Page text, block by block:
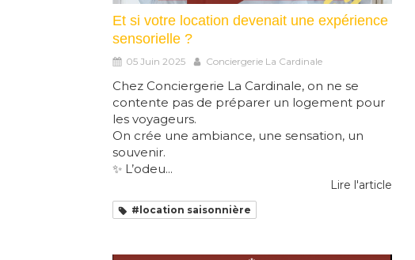
Et si votre location devenait une expérience
sensorielle ?
05 Juin 2025 Conciergerie La Cardinale
Chez Conciergerie La Cardinale, on ne se
contente pas de préparer un logement pour
les voyageurs.
On crée une ambiance, une sensation, un
souvenir.
✨ L’odeu...
Lire l'article
#location saisonnière